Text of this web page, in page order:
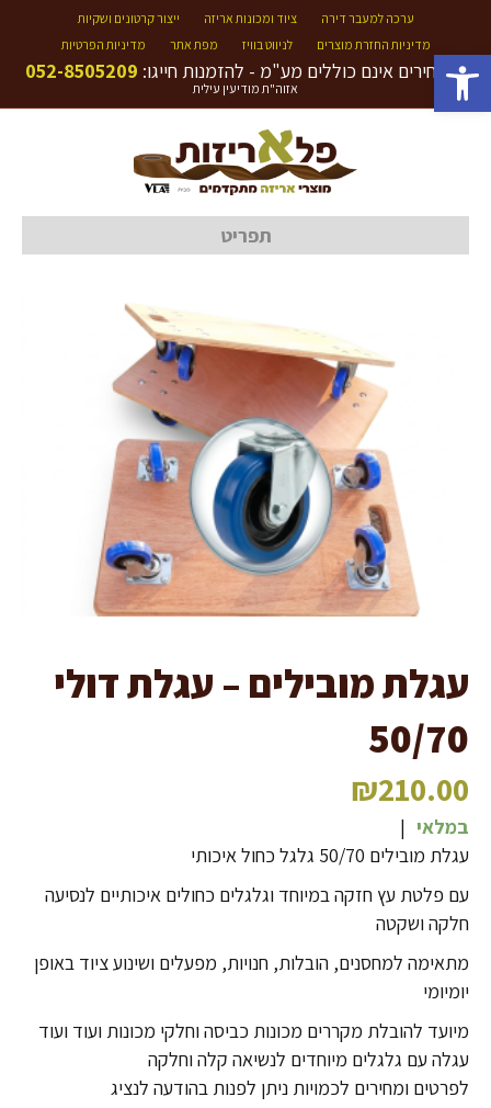
פתח סרגל נגישות
ערכה למעבר דירה ציוד ומכונות אריזה
ייצור קרטונים ושקיות
מדיניות החזרת מוצרים
לניווט בוויז מפת אתר מדיניות הפרטיות
המחירים אינם כוללים מע"מ - להזמנות חייגו: 052-8505209
אזוה"ת מודיעין עילית
תפריט
עגלת מובילים – עגלת דולי
50/70
₪210.00
במלאי |
עגלת מובילים 50/70 גלגל כחול איכותי
עם פלטת עץ חזקה במיוחד וגלגלים כחולים איכותיים לנסיעה
חלקה ושקטה
מתאימה למחסנים, הובלות, חנויות, מפעלים ושינוע ציוד באופן
יומיומי
מיועד להובלת מקררים מכונות כביסה וחלקי מכונות ועוד ועוד
עגלה עם גלגלים מיוחדים לנשיאה קלה וחלקה
לפרטים ומחירים לכמויות ניתן לפנות בהודעה לנציג